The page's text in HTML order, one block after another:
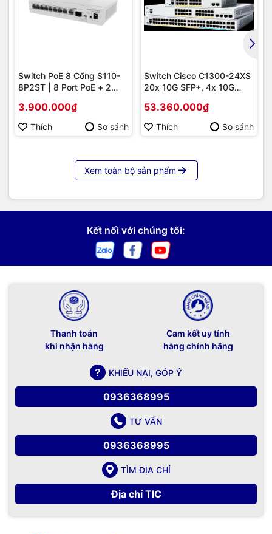
Switch PoE 8 Cổng S110-
8P2ST | 8 Port PoE + 2
3.900.000₫
Thích So sánh
Switch Cisco C1300-24XS
20x 10G SFP+, 4x 10G
Hàng chính hãng
53.360.000₫
Thích So sánh
Xem toàn bộ sản phẩm
Kết nối với chúng tôi:
Thanh toán
khi nhận hàng
Cam kết uy tính
hàng chính hãng
KHIẾU NẠI, GÓP Ý
0936368995
TƯ VẤN
0936368995
TÌM ĐỊA CHỈ
Địa chỉ TIC